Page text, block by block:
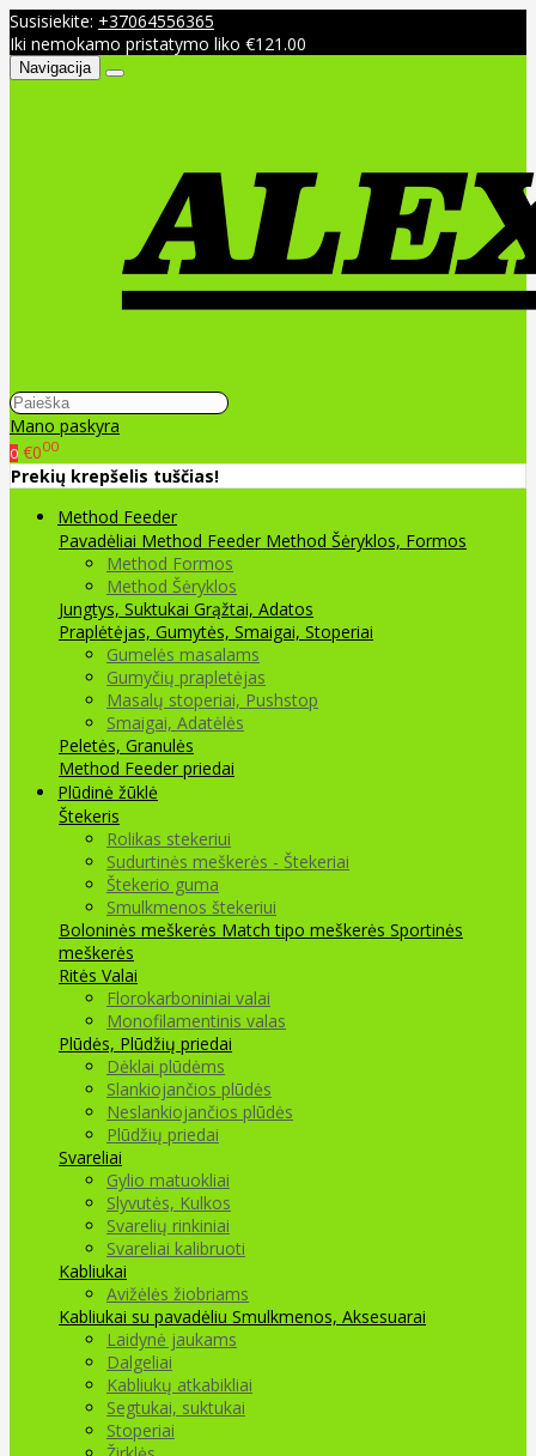
Susisiekite: +37064556365
Iki nemokamo pristatymo liko €121.00
Navigacija
Mano paskyra
0 €000
Prekių krepšelis tuščias!
Method Feeder
Pavadėliai Method Feeder Method Šėryklos, Formos
Method Formos
Method Šėryklos
Jungtys, Suktukai Grąžtai, Adatos
Praplėtėjas, Gumytės, Smaigai, Stoperiai
Gumelės masalams
Gumyčių prapletėjas
Masalų stoperiai, Pushstop
Smaigai, Adatėlės
Peletės, Granulės
Method Feeder priedai
Plūdinė žūklė
Štekeris
Rolikas stekeriui
Sudurtinės meškerės - Štekeriai
Štekerio guma
Smulkmenos štekeriui
Boloninės meškerės Match tipo meškerės Sportinės
meškerės
Ritės Valai
Florokarboniniai valai
Monofilamentinis valas
Plūdės, Plūdžių priedai
Dėklai plūdėms
Slankiojančios plūdės
Neslankiojančios plūdės
Plūdžių priedai
Svareliai
Gylio matuokliai
Slyvutės, Kulkos
Svarelių rinkiniai
Svareliai kalibruoti
Kabliukai
Avižėlės žiobriams
Kabliukai su pavadėliu Smulkmenos, Aksesuarai
Laidynė jaukams
Dalgeliai
Kabliukų atkabikliai
Segtukai, suktukai
Stoperiai